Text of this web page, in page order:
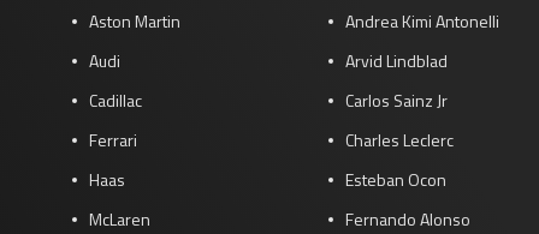
Aston Martin
Audi
Cadillac
Ferrari
Haas
McLaren
Andrea Kimi Antonelli
Arvid Lindblad
Carlos Sainz Jr
Charles Leclerc
Esteban Ocon
Fernando Alonso